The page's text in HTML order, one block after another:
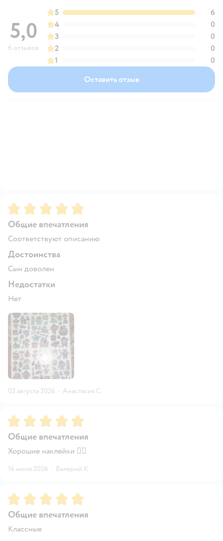
5,0
6 отзывов
5
6
4
0
3
0
2
0
1
0
Оставить отзыв
Рейтинг:5
Общие впечатления
Соответствуют описанию
Достоинства
Сын доволен
Недостатки
Нет
02 августа 2026 · Анастасия С.
Рейтинг:5
Общие впечатления
Хорошие наклейки 👌🏻
14 июля 2026 · Валерий К.
Рейтинг:5
Общие впечатления
Классные